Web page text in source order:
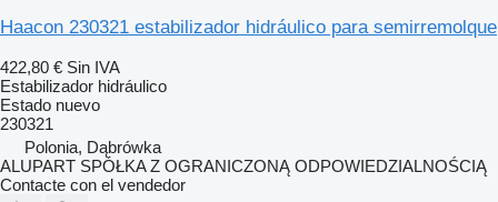
Haacon 230321 estabilizador hidráulico para semirremolque
422,80 € Sin IVA
Estabilizador hidráulico
Estado nuevo
230321
Polonia, Dąbrówka
ALUPART SPÓŁKA Z OGRANICZONĄ ODPOWIEDZIALNOŚCIĄ
Contacte con el vendedor